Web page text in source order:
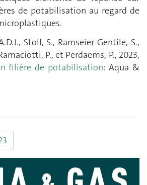
de potabilisation au regard de
Stoll, S., Ramseier Gentile, S.,
P., et Perdaems, P., 2023,
filière de potabilisation: Aqua &